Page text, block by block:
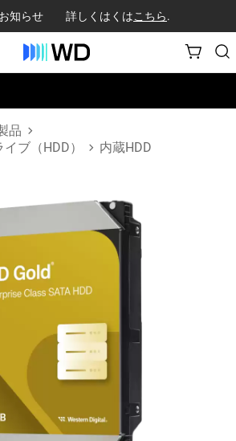
お知らせ 詳しくはくはこちら.
品
ブ（HDD）
内蔵HDD